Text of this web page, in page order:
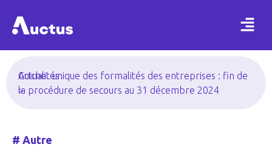
Actualités
>
Guichet unique des formalités des entreprises : fin de
la procédure de secours au 31 décembre 2024
# Autre